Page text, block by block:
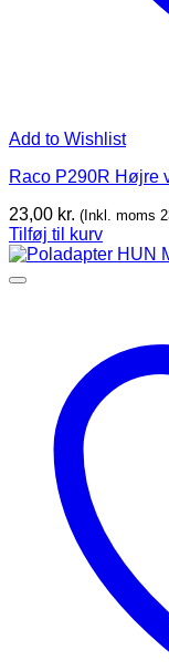
Add to Wishlist
Raco P290R Højre
23,00 kr. (Inkl. moms
Tilføj til kurv